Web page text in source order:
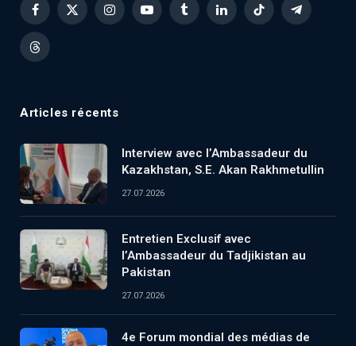
Facebook
X
InstagramYouTubeTumblrLinkedInTikTok Telegram
Threads
Articles récents
Interview avec l’Ambassadeur du
Kazakhstan, S.E. Akan Rakhmetullin
27.07.2026
Entretien Exclusif avec
l’Ambassadeur du Tadjikistan au
Pakistan
27.07.2026
4e Forum mondial des médias de